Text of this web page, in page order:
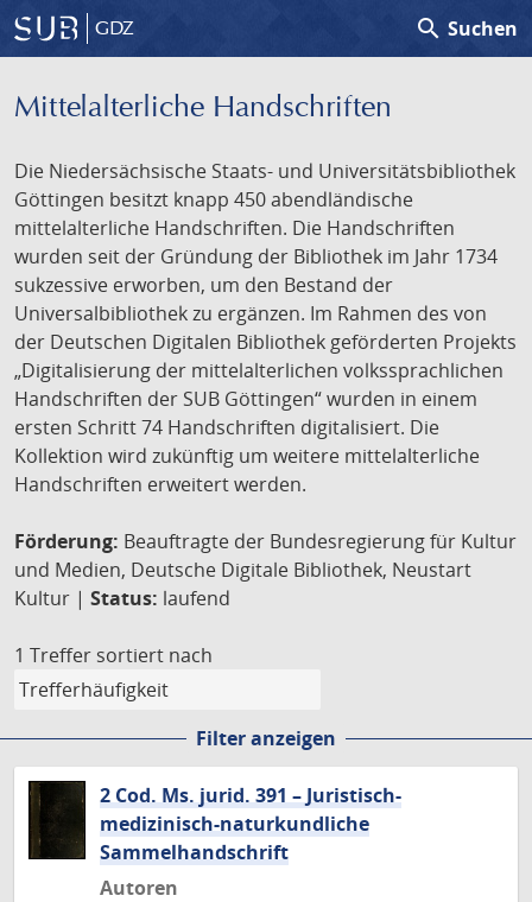
GDZ search Suchen
Mittelalterliche Handschriften
Die Niedersächsische Staats- und Universitätsbibliothek
Göttingen besitzt knapp 450 abendländische
mittelalterliche Handschriften. Die Handschriften
wurden seit der Gründung der Bibliothek im Jahr 1734
sukzessive erworben, um den Bestand der
Universalbibliothek zu ergänzen. Im Rahmen des von
der Deutschen Digitalen Bibliothek geförderten Projekts
„Digitalisierung der mittelalterlichen volkssprachlichen
Handschriften der SUB Göttingen“ wurden in einem
ersten Schritt 74 Handschriften digitalisiert. Die
Kollektion wird zukünftig um weitere mittelalterliche
Handschriften erweitert werden.
Förderung: Beauftragte der Bundesregierung für Kultur
und Medien, Deutsche Digitale Bibliothek, Neustart
Kultur | Status: laufend
1 Treffer sortiert nach
Filter anzeigen
2 Cod. Ms. jurid. 391 – Juristisch-
medizinisch-naturkundliche
Sammelhandschrift
Autoren